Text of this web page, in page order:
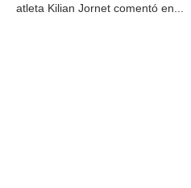
atleta Kilian Jornet comentó en...